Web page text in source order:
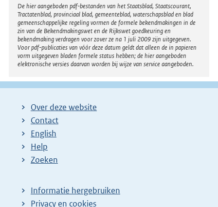
Disclaimer
De hier aangeboden pdf-bestanden van het Staatsblad, Staatscourant,
Tractatenblad, provinciaal blad, gemeenteblad, waterschapsblad en blad
gemeenschappelijke regeling vormen de formele bekendmakingen in de
zin van de Bekendmakingswet en de Rijkswet goedkeuring en
bekendmaking verdragen voor zover ze na 1 juli 2009 zijn uitgegeven.
Voor pdf-publicaties van vóór deze datum geldt dat alleen de in papieren
vorm uitgegeven bladen formele status hebben; de hier aangeboden
elektronische versies daarvan worden bij wijze van service aangeboden.
Over deze website
Contact
English
Help
Zoeken
Informatie hergebruiken
Privacy en cookies